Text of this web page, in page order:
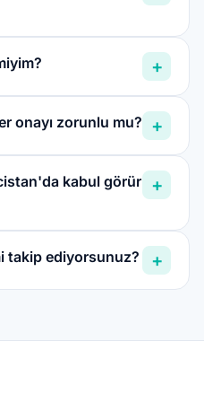
+
onayı zorunlu mu? +
kabul görür
+
takip ediyorsunuz? +